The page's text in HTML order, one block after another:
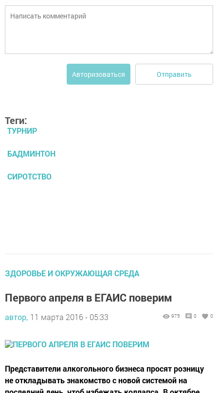
Авторизоваться Отправить
Теги:
ТУРНИР
БАДМИНТОН
СИРОТСТВО
ЗДОРОВЬЕ И ОКРУЖАЮЩАЯ СРЕДА
Первого апреля в ЕГАИС поверим
автор, 11 марта 2016 - 05:33 975 0 0
Представители алкогольного бизнеса просят розницу
не откладывать знакомство с новой системой на